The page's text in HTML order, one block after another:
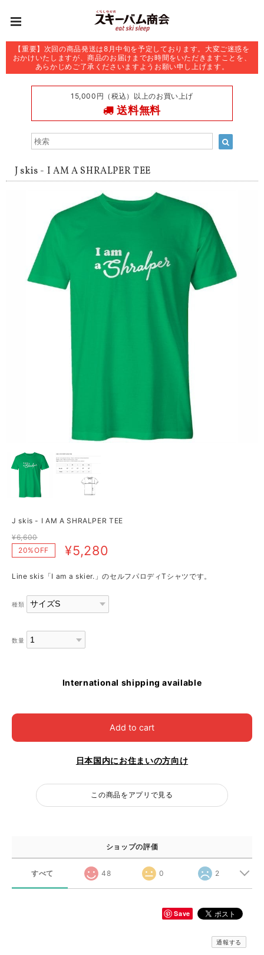
【重要】次回の商品発送は8月中旬を予定しております。大変ご迷惑を
おかけいたしますが、商品のお届けまでお時間をいただきますことを、
あらかじめご了承くださいますようお願い申し上げます。
15,000円（税込）以上のお買い上げ
送料無料
J skis - I AM A SHRALPER TEE
J skis - I AM A SHRALPER TEE
¥6,600
20%OFF
¥5,280
Line skis「I am a skier.」のセルフパロディTシャツです。
種類
数量
International shipping available
Add to cart
日本国内にお住まいの方向け
この商品をアプリで見る
ショップの評価
すべて 48 0 2
Save
通報する